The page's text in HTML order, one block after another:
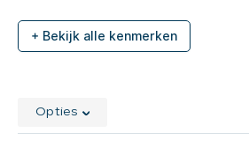
+ Bekijk alle kenmerken
Opties